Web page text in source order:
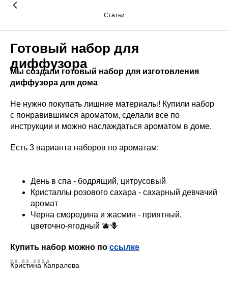
Статьи
Готовый набор для
диффузора
Мы создали готовый набор для изготовления
диффузора для дома
Не нужно покупать лишние материалы! Купили набор
с понравившимся ароматом, сделали все по
инструкции и можно наслаждаться ароматом в доме.
Есть 3 варианта наборов по ароматам:
День в спа - бодрящий, цитрусовый
Кристаллы розового сахара - сахарный девчачий
аромат
Черна смородина и жасмин - приятный,
цветочно-ягодный 🫐🪻
Купить набор можно по ссылке
29.02.2024
Кристина Капралова